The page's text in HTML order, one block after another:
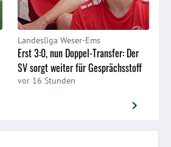
Landesliga Weser-Ems
Erst 3:0, nun Doppel-Transfer: Der
SV sorgt weiter für Gesprächsstoff
vor 16 Stunden